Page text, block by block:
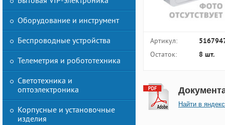
Оборудование и инструмент
Беспроводные устройства
Телеметрия и робототехника
Светотехника и
оптоэлектроника
Корпусные и установочные
изделия
Артикул:
Остаток: 8 шт.
Найти в яндекс